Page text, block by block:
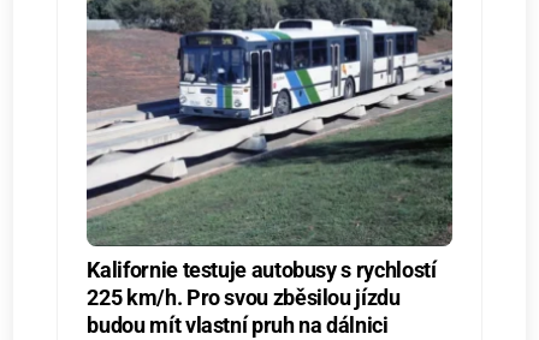
Kalifornie testuje autobusy s rychlostí
225 km/h. Pro svou zběsilou jízdu
budou mít vlastní pruh na dálnici